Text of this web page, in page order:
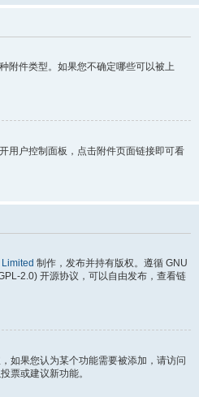
附件类型。如果您不确定哪些可以被上
用户控制面板，点击附件页面链接即可看
制作，发布并持有版权。遵循 GNU
2.0) 开源协议，可以自由发布，查看链
如果您认为某个功能需要被添加，请访问
票或建议新功能。